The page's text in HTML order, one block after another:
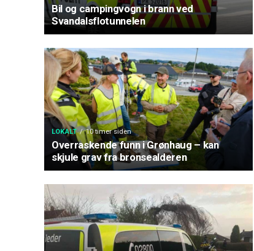
Bil og campingvogn i brann ved
Svandalsflotunnelen
LOKALT 10 timer siden
Overraskende funn i Grønhaug – kan
skjule grav fra bronsealderen